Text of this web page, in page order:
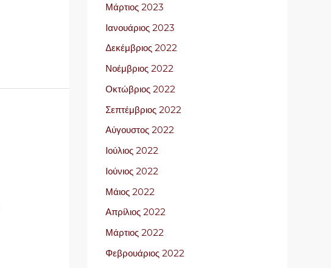
Μάρτιος 2023
Ιανουάριος 2023
Δεκέμβριος 2022
Νοέμβριος 2022
Οκτώβριος 2022
Σεπτέμβριος 2022
Αύγουστος 2022
Ιούλιος 2022
Ιούνιος 2022
Μάιος 2022
Απρίλιος 2022
Μάρτιος 2022
Φεβρουάριος 2022